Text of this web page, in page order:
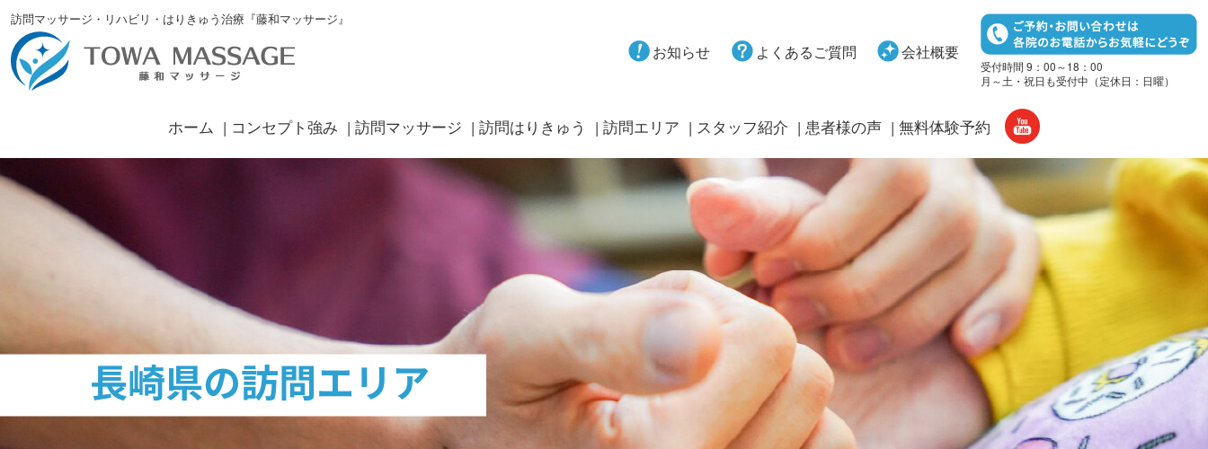
訪問マッサージ・リハビリ・はりきゅう治療『藤和マッサージ』
お知らせ よくあるご質問 会社概要
受付時間 9：00～18：00
月～土・祝日も受付中（定休日：日曜）
ホーム コンセプト強み 訪問マッサージ 訪問はりきゅう 訪問エリア スタッフ紹介 患者様の声 無料体験予約
長崎県の訪問エリア